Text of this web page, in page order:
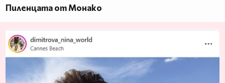
Пиленцата от Монако